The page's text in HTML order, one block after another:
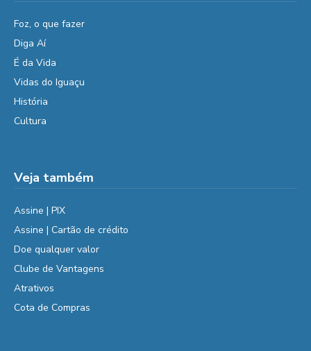
Foz, o que fazer
Diga Aí
É da Vida
Vidas do Iguaçu
História
Cultura
Veja também
Assine | PIX
Assine | Cartão de crédito
Doe qualquer valor
Clube de Vantagens
Atrativos
Cota de Compras